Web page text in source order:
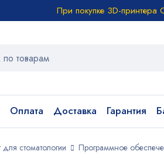
При покупке 3D-
Оплата Доставка Гарантия
стоматологии Программное